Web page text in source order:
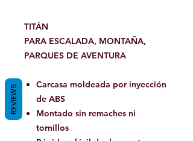
TITÁN
PARA ESCALADA, MONTAÑA,
PARQUES DE AVENTURA
Carcasa moldeada por inyección
de ABS
Montado sin remaches ni
tornillos
REVIEWS